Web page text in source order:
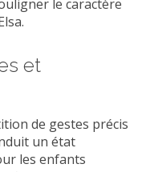
le caractère
et
de gestes précis
un état
les enfants